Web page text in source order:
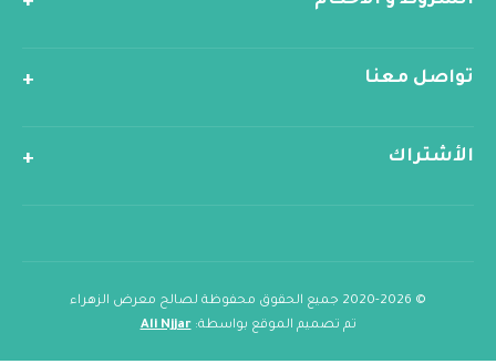
تواصل معنا
الأشتراك
© 2020-2026 جميع الحقوق محفوظة لصالح معرض الزهراء
تم تصميم الموقع بواسطة:Ali Njjar